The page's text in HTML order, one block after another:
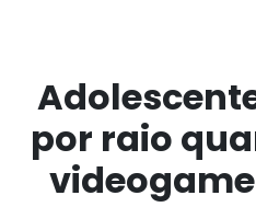
por raio